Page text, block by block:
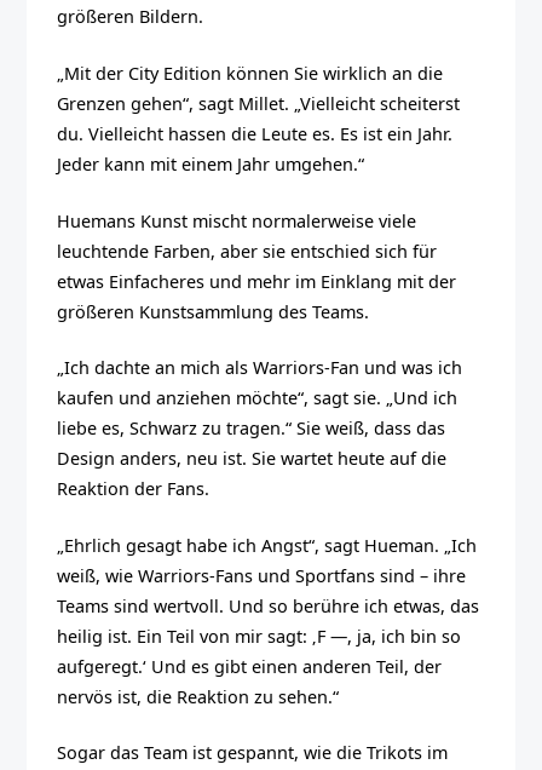
größeren Bildern.
„Mit der City Edition können Sie wirklich an die
Grenzen gehen“, sagt Millet. „Vielleicht scheiterst
du. Vielleicht hassen die Leute es. Es ist ein Jahr.
Jeder kann mit einem Jahr umgehen.“
Huemans Kunst mischt normalerweise viele
leuchtende Farben, aber sie entschied sich für
etwas Einfacheres und mehr im Einklang mit der
größeren Kunstsammlung des Teams.
„Ich dachte an mich als Warriors-Fan und was ich
kaufen und anziehen möchte“, sagt sie. „Und ich
liebe es, Schwarz zu tragen.“ Sie weiß, dass das
Design anders, neu ist. Sie wartet heute auf die
Reaktion der Fans.
„Ehrlich gesagt habe ich Angst“, sagt Hueman. „Ich
weiß, wie Warriors-Fans und Sportfans sind – ihre
Teams sind wertvoll. Und so berühre ich etwas, das
heilig ist. Ein Teil von mir sagt: ‚F —, ja, ich bin so
aufgeregt.‘ Und es gibt einen anderen Teil, der
nervös ist, die Reaktion zu sehen.“
Sogar das Team ist gespannt, wie die Trikots im